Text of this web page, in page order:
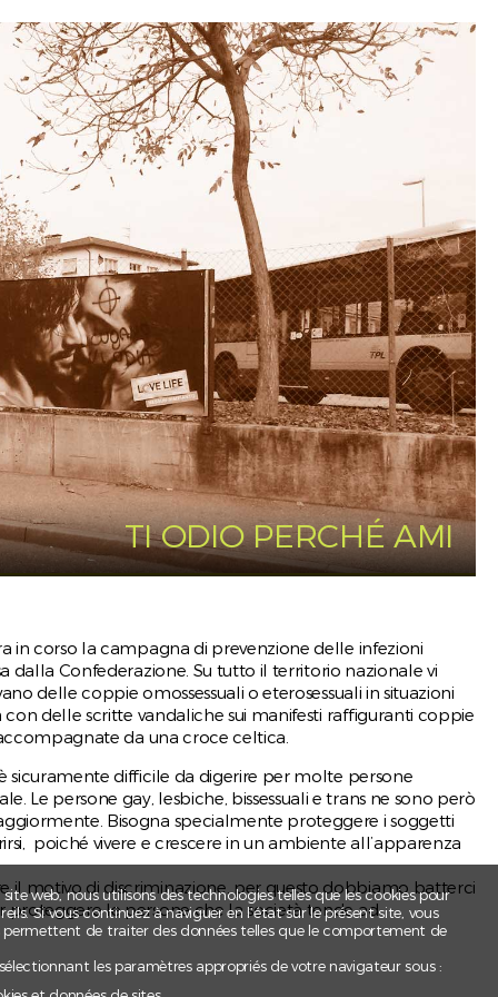
TI ODIO PERCHÉ AMI
in corso la campagna di prevenzione delle infezioni
dalla Confederazione. Su tutto il territorio nazionale vi
delle coppie omossessuali o eterosessuali in situazioni
delle scritte vandaliche sui manifesti raffiguranti coppie
da una croce celtica.
sicuramente difficile da digerire per molte persone
Le persone gay, lesbiche, bissessuali e trans ne sono però
Bisogna specialmente proteggere i soggetti
poiché vivere e crescere in un ambiente all’apparenza
il motivo di discriminazione, per questo dobbiamo batterci
le persone che la società tende ad
web, nous utilisons des technologies telles que les cookies pour
Si vous continuez à naviguer en l’état sur le présent site, vous
permettent de traiter des données telles que le comportement de
les paramètres appropriés de votre navigateur sous :